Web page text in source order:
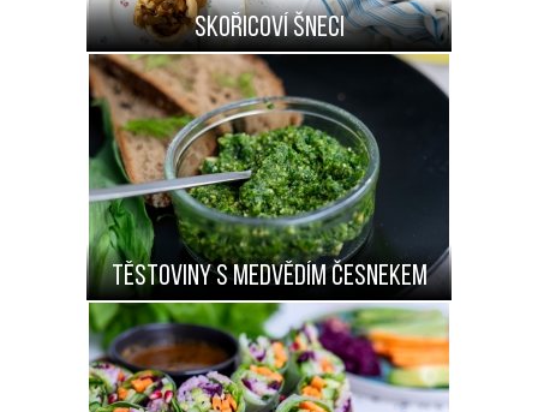
Skořicoví šneci
Těstoviny s medvědím česnekem